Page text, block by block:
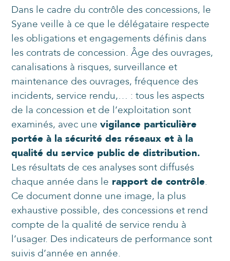
Dans le cadre du contrôle des concessions, le
Syane veille à ce que le délégataire respecte
les obligations et engagements définis dans
les contrats de concession. Âge des ouvrages,
canalisations à risques, surveillance et
maintenance des ouvrages, fréquence des
incidents, service rendu,… : tous les aspects
de la concession et de l’exploitation sont
examinés, avec unevigilance particulière
portée à la sécurité des réseaux et à la
qualité du service public de distribution.
Les résultats de ces analyses sont diffusés
chaque année dans le rapport de contrôle.
Ce document donne une image, la plus
exhaustive possible, des concessions et rend
compte de la qualité de service rendu à
l’usager. Des indicateurs de performance sont
suivis d’année en année.